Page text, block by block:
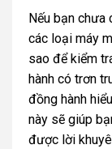
Nếu bạn chưa
các loại máy
sao để kiểm
hành có trơn
đồng hành
này sẽ giúp
được lời